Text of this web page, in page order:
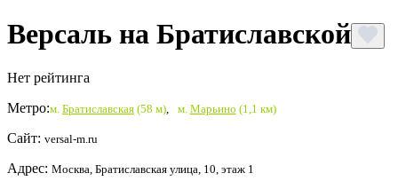
Версаль на Братиславской
Нет рейтинга
Метро:м. Братиславская (58 м) м. Марьино (1,1 км)
Сайт: versal-m.ru
Адрес: Москва, Братиславская улица, 10, этаж 1